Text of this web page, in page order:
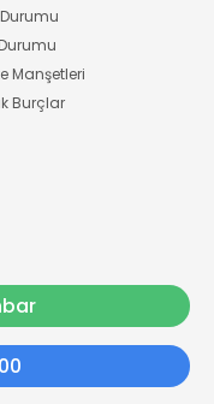
Manşetleri
Burçlar